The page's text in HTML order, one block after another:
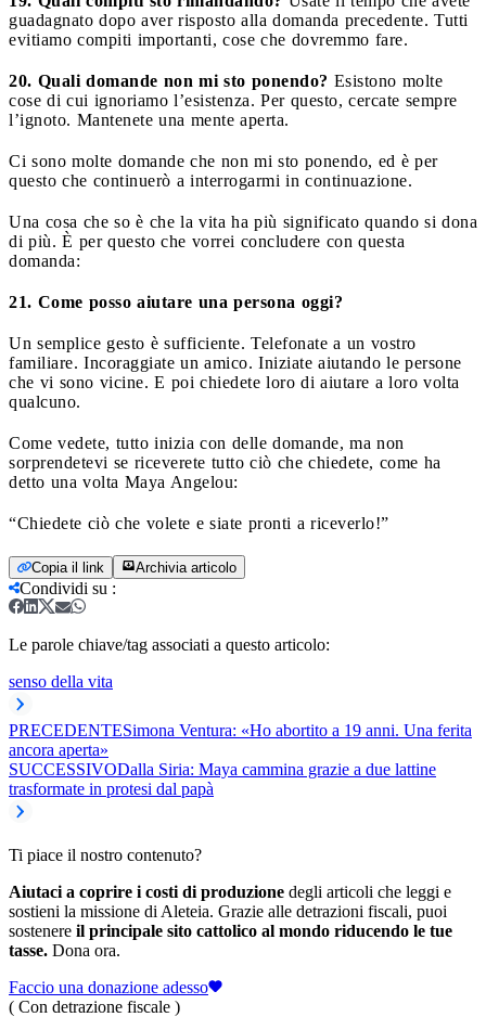
guadagnato dopo aver risposto alla domanda precedente. Tutti
evitiamo compiti importanti, cose che dovremmo fare.
20. Quali domande non mi sto ponendo? Esistono molte
cose di cui ignoriamo l’esistenza. Per questo, cercate sempre
l’ignoto. Mantenete una mente aperta.
Ci sono molte domande che non mi sto ponendo, ed è per
questo che continuerò a interrogarmi in continuazione.
Una cosa che so è che la vita ha più significato quando si dona
di più. È per questo che vorrei concludere con questa
domanda:
21. Come posso aiutare una persona oggi?
Un semplice gesto è sufficiente. Telefonate a un vostro
familiare. Incoraggiate un amico. Iniziate aiutando le persone
che vi sono vicine. E poi chiedete loro di aiutare a loro volta
qualcuno.
Come vedete, tutto inizia con delle domande, ma non
sorprendetevi se riceverete tutto ciò che chiedete, come ha
detto una volta Maya Angelou:
“Chiedete ciò che volete e siate pronti a riceverlo!”
Copia il link Archivia articolo
Condividi su :
Le parole chiave/tag associati a questo articolo:
senso della vita
PRECEDENTESimona Ventura: «Ho abortito a 19 anni. Una ferita
ancora aperta»
SUCCESSIVODalla Siria: Maya cammina grazie a due lattine
trasformate in protesi dal papà
Ti piace il nostro contenuto?
Aiutaci a coprire i costi di produzione degli articoli che leggi e
sostieni la missione di Aleteia. Grazie alle detrazioni fiscali, puoi
sostenere il principale sito cattolico al mondo riducendo le tue
tasse. Dona ora.
Faccio una donazione adesso
( Con detrazione fiscale )